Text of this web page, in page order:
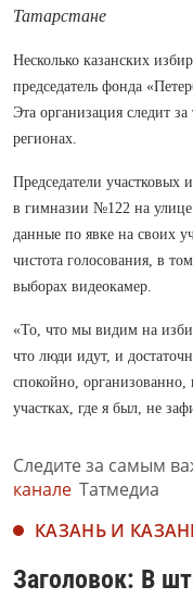
Татарстане
Несколько казанских
председатель фонда
Эта организация следит
регионах.
Председатели участковых
в гимназии №122 на
данные по явке на своих
чистота голосования, в
выборах видеокамер.
«То, что мы видим на
что люди идут, и
спокойно, организованно,
участках, где я был, не
Следите за самым
канале Татмедиа
КАЗАНЬ И
Заголовок: В